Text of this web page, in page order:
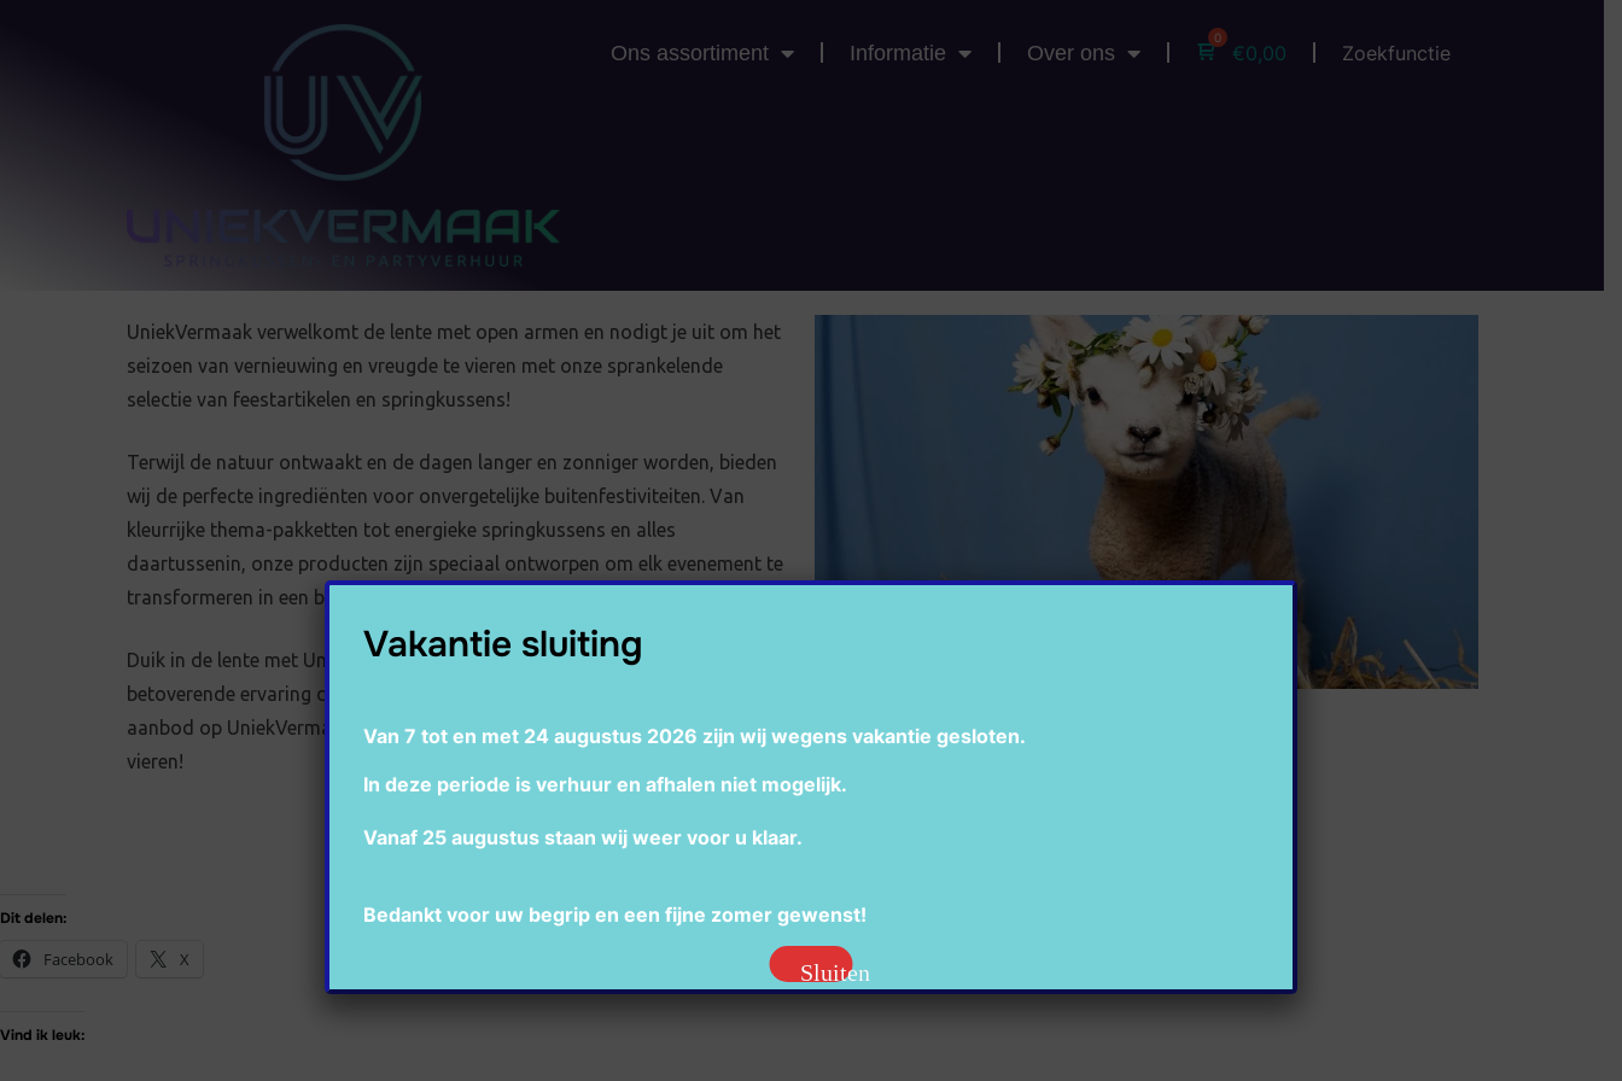
Ons assortiment Informatie Over ons €0,00 Zoekfunctie
UniekVermaak verwelkomt de lente met open armen en nodigt je uit om het
seizoen van vernieuwing en vreugde te vieren met onze sprankelende
selectie van feestartikelen en springkussens!
Terwijl de natuur ontwaakt en de dagen langer en zonniger worden, bieden
wij de perfecte ingrediënten voor onvergetelijke buitenfestiviteiten. Van
kleurrijke thema-pakketten tot energieke springkussens en alles
daartussenin, onze producten zijn speciaal ontworpen om elk evenement te
transformeren in een bruisend spektakel.
Duik in de lente met UniekVermaak en maak van elk samenzijn een
betoverende ervaring die niemand zal vergeten. Ontdek ons volledige
aanbod op UniekVermaak.nl en laat ons samen de vreugde van de lente
vieren!
Dit delen:
Facebook X
Vind ik leuk:
Vakantie sluiting
Van 7 tot en met 24 augustus 2026 zijn wij wegens vakantie gesloten.
In deze periode is verhuur en afhalen niet mogelijk.
Vanaf 25 augustus staan wij weer voor u klaar.
Bedankt voor uw begrip en een fijne zomer gewenst!
Sluiten